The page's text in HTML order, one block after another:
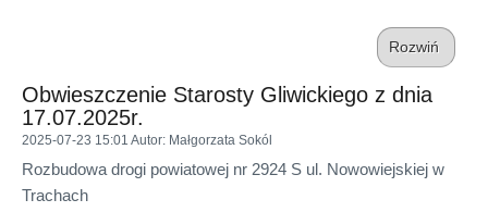
Rozwiń
Obwieszczenie Starosty Gliwickiego z dnia
17.07.2025r.
2025-07-23 15:01 Autor: Małgorzata Sokól
Rozbudowa drogi powiatowej nr 2924 S ul. Nowowiejskiej w
Trachach